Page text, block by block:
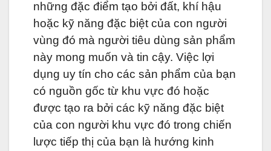
những đặc điểm tạo bởi đất, khí hậu
hoặc kỹ năng đặc biệt của con người
vùng đó mà người tiêu dùng sản phẩm
này mong muốn và tin cậy. Việc lợi
dụng uy tín cho các sản phẩm của bạn
có nguồn gốc từ khu vực đó hoặc
được tạo ra bởi các kỹ năng đặc biệt
của con người khu vực đó trong chiến
lược tiếp thị của bạn là hướng kinh